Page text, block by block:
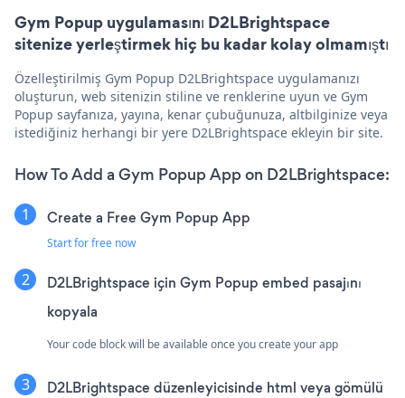
Gym Popup uygulamasını D2LBrightspace
sitenize yerleştirmek hiç bu kadar kolay olmamıştı
Özelleştirilmiş Gym Popup D2LBrightspace uygulamanızı
oluşturun, web sitenizin stiline ve renklerine uyun ve Gym
Popup sayfanıza, yayına, kenar çubuğunuza, altbilginize veya
istediğiniz herhangi bir yere D2LBrightspace ekleyin bir site.
How To Add a Gym Popup App on D2LBrightspace:
Create a Free Gym Popup App
Start for free now
D2LBrightspace için Gym Popup embed pasajını
kopyala
Your code block will be available once you create your app
D2LBrightspace düzenleyicisinde html veya gömülü